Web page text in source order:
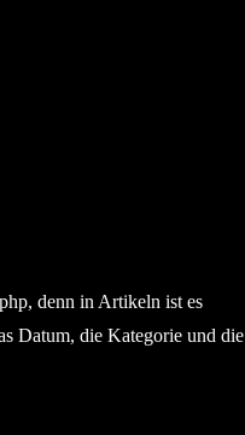
denn in Artikeln ist es
Datum, die Kategorie und die